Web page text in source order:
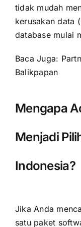
tidak mudah
kerusakan data (
database mulai
Baca Juga:
Balikpapan
Mengapa
Menjadi
Indonesia?
Jika Anda
satu paket